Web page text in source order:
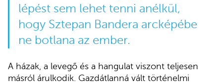
lépést sem lehet tenni anélkül,
hogy Sztepan Bandera arcképébe
ne botlana az ember.
A házak, a levegő és a hangulat viszont teljesen
másról árulkodik. Gazdátlanná vált történelmi